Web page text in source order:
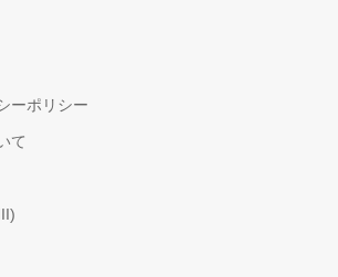
ーポリシー
て